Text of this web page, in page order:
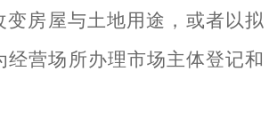
变房屋与土地用途，或者以拟
经营场所办理市场主体登记和